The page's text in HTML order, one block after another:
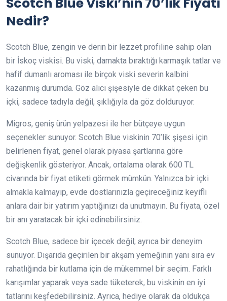
Nedir?
Scotch Blue, zengin ve derin bir lezzet profiline sahip olan
bir İskoç viskisi. Bu viski, damakta bıraktığı karmaşık tatlar ve
hafif dumanlı aroması ile birçok viski severin kalbini
kazanmış durumda. Göz alıcı şişesiyle de dikkat çeken bu
içki, sadece tadıyla değil, şıklığıyla da göz dolduruyor.
Migros, geniş ürün yelpazesi ile her bütçeye uygun
seçenekler sunuyor. Scotch Blue viskinin 70’lik şişesi için
belirlenen fiyat, genel olarak piyasa şartlarına göre
değişkenlik gösteriyor. Ancak, ortalama olarak 600 TL
civarında bir fiyat etiketi görmek mümkün. Yalnızca bir içki
almakla kalmayıp, evde dostlarınızla geçireceğiniz keyifli
anlara dair bir yatırım yaptığınızı da unutmayın. Bu fiyata, özel
bir anı yaratacak bir içki edinebilirsiniz.
Scotch Blue, sadece bir içecek değil; ayrıca bir deneyim
sunuyor. Dışarıda geçirilen bir akşam yemeğinin yanı sıra ev
rahatlığında bir kutlama için de mükemmel bir seçim. Farklı
karışımlar yaparak veya sade tüketerek, bu viskinin en iyi
tatlarını keşfedebilirsiniz. Ayrıca, hediye olarak da oldukça